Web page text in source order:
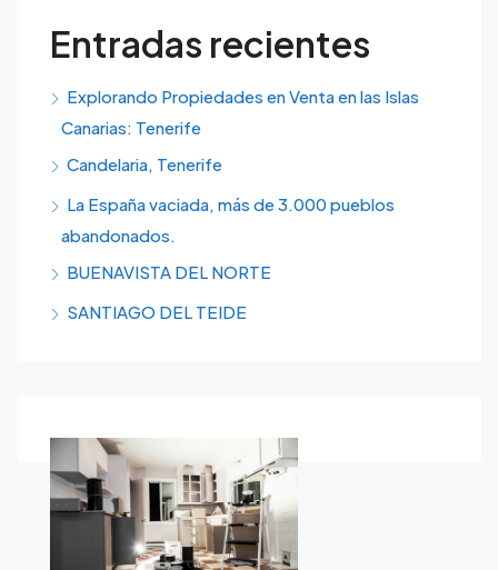
Entradas recientes
Explorando Propiedades en Venta en las Islas
Canarias: Tenerife
Candelaria, Tenerife
La España vaciada, más de 3.000 pueblos
abandonados.
BUENAVISTA DEL NORTE
SANTIAGO DEL TEIDE